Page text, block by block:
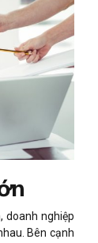
doanh nghiệp
Bên cạnh